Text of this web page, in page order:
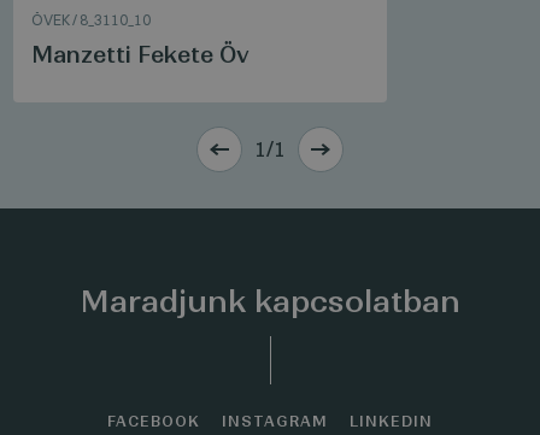
ÖVEK/ 8_3110_10
Manzetti Fekete Öv
1/1
Maradjunk kapcsolatban
FACEBOOK INSTAGRAM LINKEDIN